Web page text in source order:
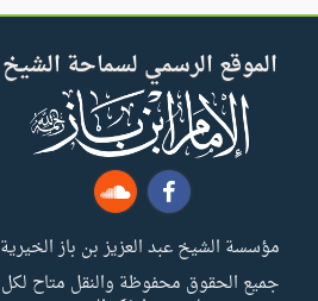
الموقع الرسمي لسماحة الشيخ
مؤسسة الشيخ عبد العزيز بن باز الخيرية
جميع الحقوق محفوظة والنقل متاح لكل